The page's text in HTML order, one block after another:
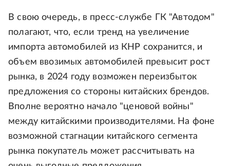
В свою очередь, в пресс-службе ГК "Автодом"
полагают, что, если тренд на увеличение
импорта автомобилей из КНР сохранится, и
объем ввозимых автомобилей превысит рост
рынка, в 2024 году возможен переизбыток
предложения со стороны китайских брендов.
Вполне вероятно начало "ценовой войны"
между китайскими производителями. На фоне
возможной стагнации китайского сегмента
рынка покупатель может рассчитывать на